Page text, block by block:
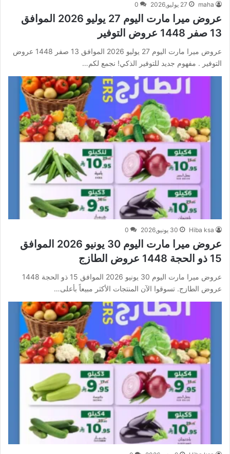
maha 27 يوليو,2026 0
عروض ميرا مارت اليوم 27 يوليو 2026 الموافق
13 صفر 1448 عروض التوفير
عروض ميرا مارت اليوم 27 يوليو 2026 الموافق 13 صفر 1448 عروض
التوفير . مفهوم جديد للتوفير الذكي! نجمع لكم…
Hiba ksa 30 يونيو,2026 0
عروض ميرا مارت اليوم 30 يونيو 2026 الموافق
15 ذو الحجة 1448 عروض الطازج
عروض ميرا مارت اليوم 30 يونيو 2026 الموافق 15 ذو الحجة 1448
عروض الطازج. تسوقوا الآن المنتجات الأكثر مبيعاً بأعلى…